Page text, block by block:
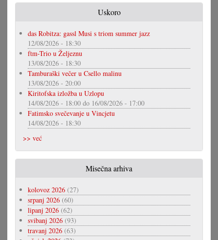
Uskoro
das Robitza: gassl Musi s triom summer jazz
12/08/2026 - 18:30
ftm-Trio u Željeznu
13/08/2026 - 18:30
Tamburaški večer u Csello malinu
13/08/2026 - 20:00
Kiritofska izložba u Uzlopu
14/08/2026 - 18:00 do 16/08/2026 - 17:00
Fatimsko svečevanje u Vincjetu
14/08/2026 - 18:30
>> već
Misečna arhiva
kolovoz 2026 (27)
srpanj 2026 (60)
lipanj 2026 (62)
svibanj 2026 (93)
travanj 2026 (63)